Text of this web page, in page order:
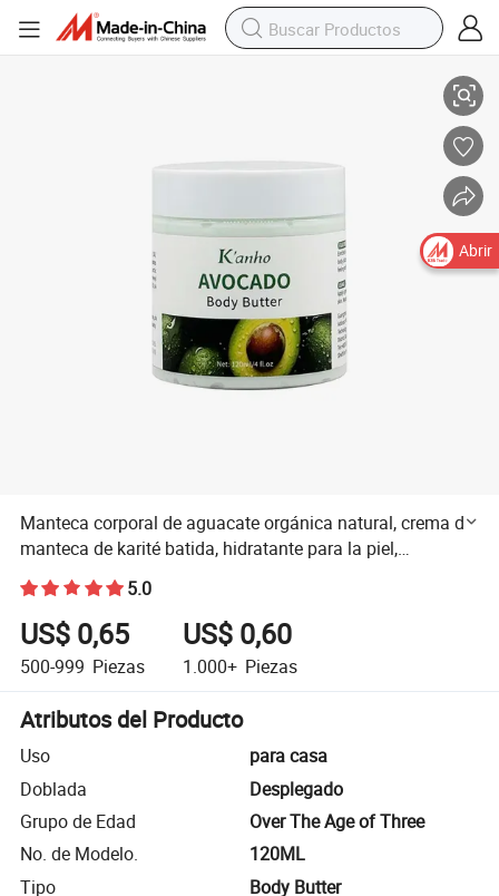
Manteca corporal de aguacate orgánica natural, crema de
manteca de karité batida, hidratante para la piel,
blanqueadora de manteca de papaya
5.0
US$ 0,65
500-999 Piezas
US$ 0,60
1.000+ Piezas
Atributos del Producto
Uso
para casa
Doblada
Desplegado
Grupo de Edad
Over The Age of Three
No. de Modelo.
120ML
Tipo
Body Butter
Abrir